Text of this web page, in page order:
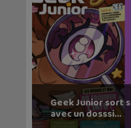
Geek Junior sort
avec un dosssi...